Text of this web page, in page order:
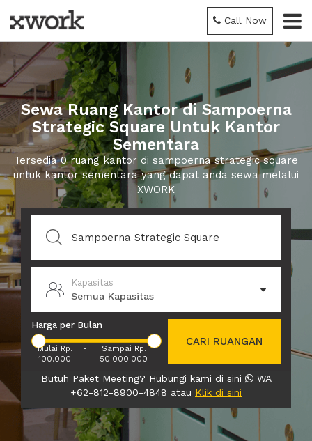
Call Now
Sewa Ruang Kantor di Sampoerna
Strategic Square Untuk Kantor
Sementara
Tersedia 0 ruang kantor di sampoerna strategic square
untuk kantor sementara yang dapat anda sewa melalui
XWORK
Kapasitas
Semua Kapasitas
Harga per Bulan
Mulai Rp.
100.000
-
Sampai Rp.
50.000.000
CARI RUANGAN
Butuh Paket Meeting? Hubungi kami di sini
WA
+62-812-8900-4848 atau Klik di sini